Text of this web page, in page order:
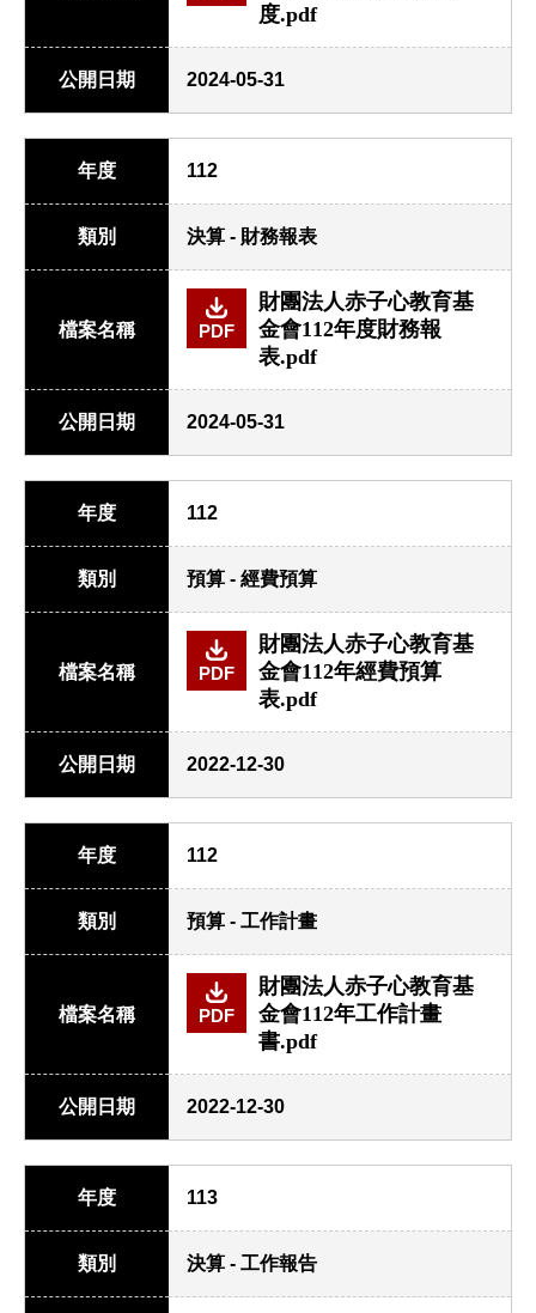
度.pdf
公開日期 2024-05-31
年度 112
類別 決算 - 財務報表
檔案名稱 PDF
財團法人赤子心教育基
金會112年度財務報
表.pdf
公開日期 2024-05-31
年度 112
類別 預算 - 經費預算
檔案名稱 PDF
財團法人赤子心教育基
金會112年經費預算
表.pdf
公開日期 2022-12-30
年度 112
類別 預算 - 工作計畫
檔案名稱 PDF
財團法人赤子心教育基
金會112年工作計畫
書.pdf
公開日期 2022-12-30
年度 113
類別 決算 - 工作報告